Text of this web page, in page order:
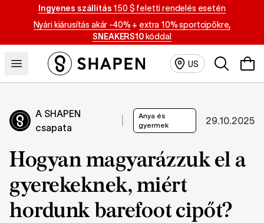
Ingyenes szállítás 150 $ feletti rendelés esetén
Nyári kiárusítás akár -40% + extra 10% sportcipőkre,
SNEAKERS10 kóddal
US Keresés
A SHAPEN
csapata
Anya és
gyermek
29.10.2025
Hogyan magyarázzuk el a
gyerekeknek, miért
hordunk barefoot cipőt?